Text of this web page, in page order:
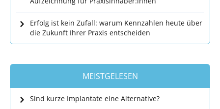
Erfolg ist kein Zufall: warum Kennzahlen heute über
die Zukunft Ihrer Praxis entscheiden
MEISTGELESEN
Sind kurze Implantate eine Alternative?